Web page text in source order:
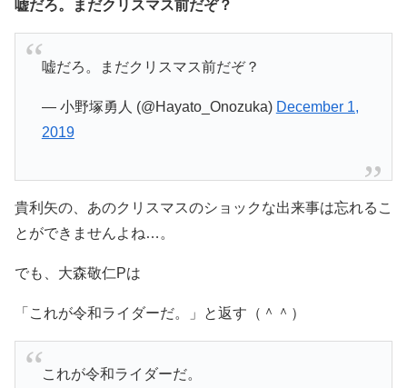
嘘だろ。まだクリスマス前だぞ？
嘘だろ。まだクリスマス前だぞ？
— 小野塚勇人 (@Hayato_Onozuka) December 1,
2019
貴利矢の、あのクリスマスのショックな出来事は忘れるこ
とができませんよね…。
でも、大森敬仁Pは
「これが令和ライダーだ。」と返す（＾＾）
これが令和ライダーだ。